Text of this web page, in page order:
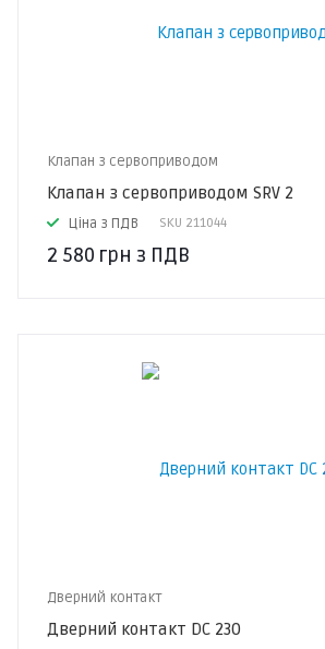
Клапан з сервоприводом
Клапан з сервоприводом SRV 2
Ціна з ПДВ SKU 211044
2 580 грн з ПДВ
Дверний контакт
Дверний контакт DC 230